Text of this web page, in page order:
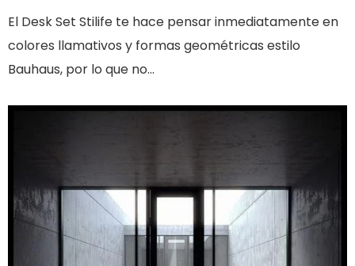
El Desk Set Stilife te hace pensar inmediatamente en
colores llamativos y formas geométricas estilo
Bauhaus, por lo que no...